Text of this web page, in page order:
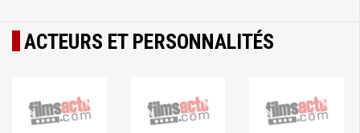
ACTEURS ET PERSONNALITÉS